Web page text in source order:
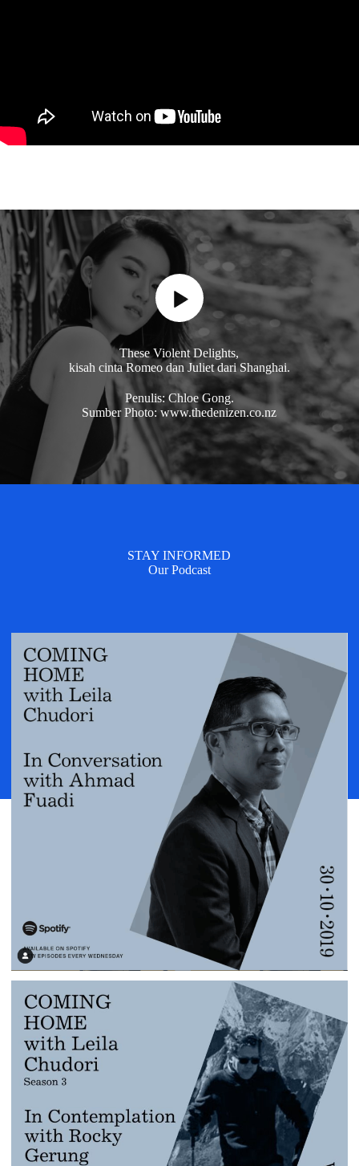
These Violent Delights,
kisah cinta Romeo dan Juliet dari Shanghai.
Penulis: Chloe Gong.
Sumber Photo: www.thedenizen.co.nz
STAY INFORMED
Our Podcast